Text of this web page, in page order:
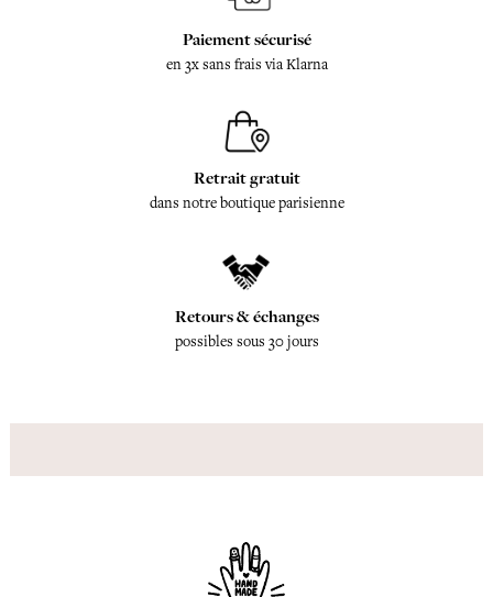
Paiement sécurisé
en 3x sans frais via Klarna
Retrait gratuit
dans notre boutique parisienne
Retours & échanges
possibles sous 30 jours